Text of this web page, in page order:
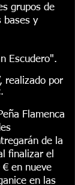
grupos de
bases y
Escudero".
realizado por
Flamenca
de la
finalizar el
en nueve
en las